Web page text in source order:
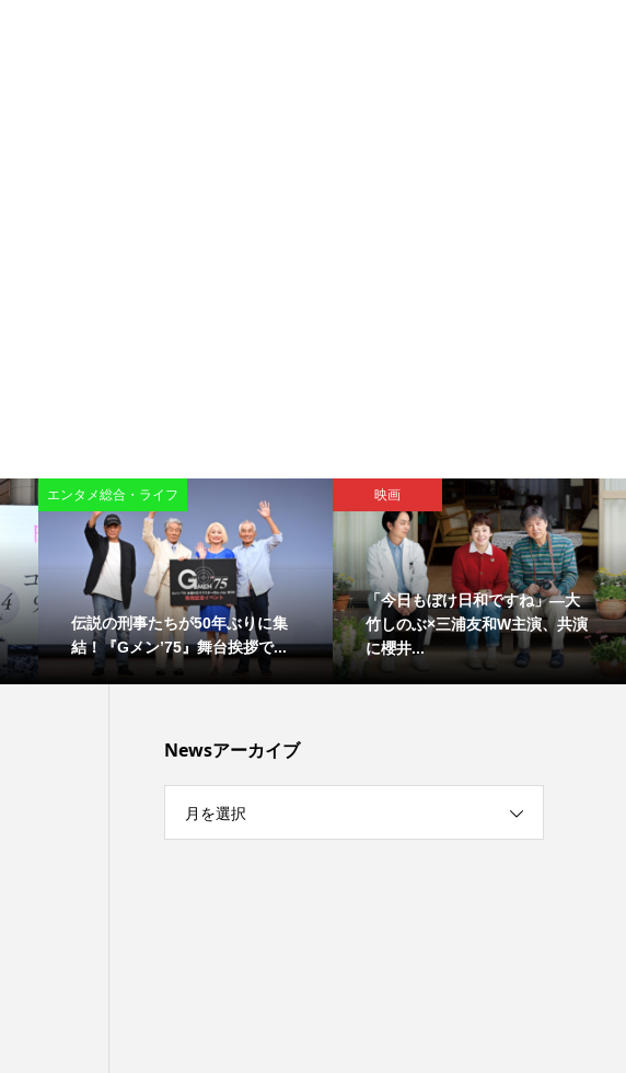
エンタメ総合・ライフ
伝説の刑事たちが50年ぶりに集
結！『Gメン’75』舞台挨拶で...
映画
「今日もぼけ日和ですね」―大
竹しのぶ×三浦友和W主演、共演
に櫻井...
Newsアーカイブ
月を選択